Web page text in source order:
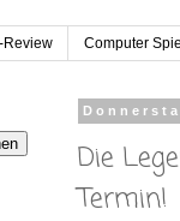
Review Computer
Die
Termin!